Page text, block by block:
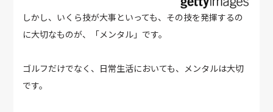
しかし、いくら技が大事といっても、その技を発揮するの
に大切なものが、「メンタル」です。
ゴルフだけでなく、日常生活においても、メンタルは大切
です。